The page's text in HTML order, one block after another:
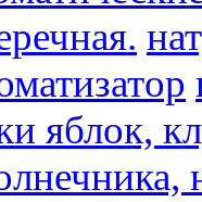
яблок,